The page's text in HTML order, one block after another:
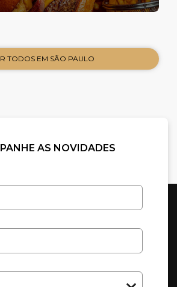
TODOS EM SÃO PAULO
AS NOVIDADES